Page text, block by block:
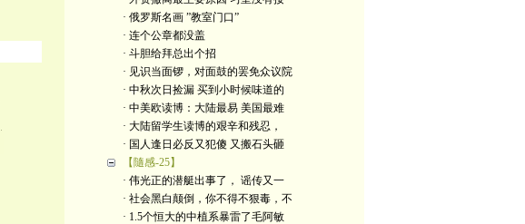
· 俄罗斯名画 ”教室门口”
· 连个公章都没盖
· 斗胆给拜总出个招
· 见识当面锣，对面鼓的罢免众议院
· 中秋次日捡漏 买到小时候味道的
· 中美欧读博：大陆最易 美国最难
· 大陆留学生读博的艰辛和残忍，
· 国人逢日必反又犯傻 又搬石头砸
【隨感-25】
· 伟光正的潜艇出事了， 谣传又一
· 社会黑白颠倒，你不得不狠毒，不
· 1.5个恒大的中植系暴雷了毛阿敏